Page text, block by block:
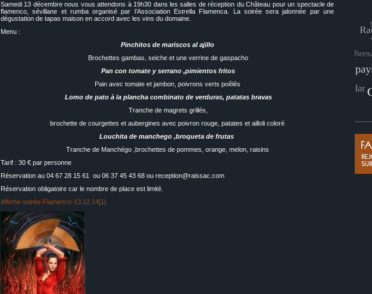
Samedi 13 décembre nous vous attendons à 19h30 dans les salles de réception du Château pour un spectacle de
flamenco, sévillane et rumba organisé par l’Association Estrella Flamenca. La soirée sera jalonnée par une
dégustation de tapas maison en accord avec les vins du domaine.
Menu :
Pinchitos de mariscos al ajillo
Brochettes gambas, seiche et une verrine de gaspacho
Pan con tomate y serrano ,pimientos fritos
Pain avec tomate et jambon, poivrons verts poêlés
Lomo de pato à la plancha combinato de verduras, patatas bravas
Tranche de magrets grillés,
brochette de courgettes et aubergines avec poivron rouge, patates et ailloli coloré
Louchita de manchego ,broqueta de frutas
Tranche de Manchégo ,brochettes de pommes, orange, melon, raisins
Tarif : 30 € par personne
Réservation au 04 67 28 15 61 ou 06 37 45 43 68 ou reception@raissac.com
Réservation obligatoire car le nombre de place est limité.
Affiche-soirée-Flamenco-13.12.14[1]